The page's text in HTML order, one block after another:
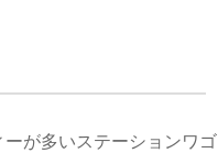
が多いステーションワゴ